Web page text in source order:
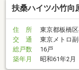
扶桑ハイツ小竹向
住 所
東京都板橋
交 通
東京メトロ
総戸数
16戸
築年月
昭和61年2月